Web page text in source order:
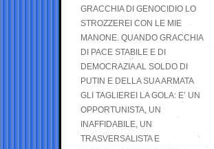
GRACCHIA DI GENOCIDIO LO
STROZZEREI CON LE MIE
MANONE. QUANDO GRACCHIA
DI PACE STABILE E DI
DEMOCRAZIA AL SOLDO DI
PUTIN E DELLA SUA ARMATA
GLI TAGLIEREI LA GOLA: E’ UN
OPPORTUNISTA, UN
INAFFIDABILE, UN
TRASVERSALISTA E